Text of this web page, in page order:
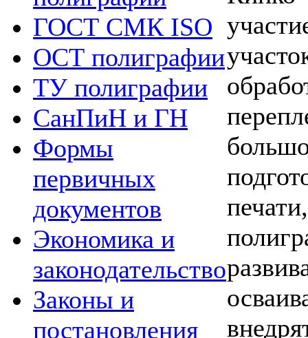
ГОСТ СМК ISO
ОСТ полиграфии
ТУ полиграфии
СанПиН и ГН
Формы
первичных
документов
Экономика и
законодательство
Законы и
постановления